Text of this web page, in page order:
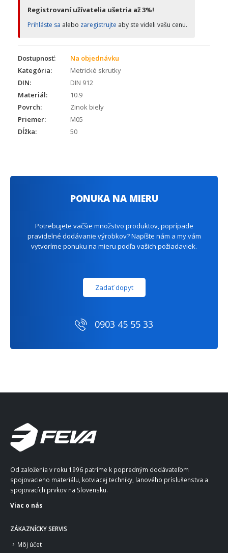
Registrovaní užívatelia ušetria až 3%!
Prihláste sa alebo zaregistrujte aby ste videli vašu cenu.
Dostupnosť:
Na objednávku
Kategória:
Metrické skrutky
DIN:
DIN 912
Materiál:
10.9
Povrch:
Zinok biely
Priemer:
M05
Dĺžka:
50
PONUKA NA MIERU
Potrebujete väčšie množstvo produktov, poprípade
pravidelné dodávanie výrobkov? Napíšte nám a my vám
vytvoríme ponuku na mieru podľa vašich požiadaviek.
Zadať dopyt
0903 45 55 33
Od založenia v roku 1996 patríme k popredným dodávateľom
spojovacieho materiálu, kotviacej techniky, lanového príslušenstva a
spojovacích prvkov na Slovensku.
Viac o nás
ZÁKAZNÍCKY SERVIS
Môj účet